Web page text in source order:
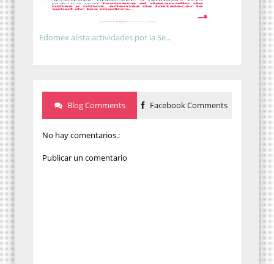
Edomex alista actividades por la Se...
Blog Comments Facebook Comments
No hay comentarios.:
Publicar un comentario